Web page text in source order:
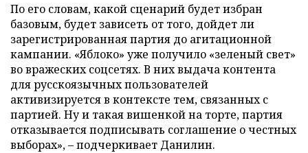
По его словам, какой сценарий будет избран
базовым, будет зависеть от того, дойдет ли
зарегистрированная партия до агитационной
кампании. «Яблоко» уже получило «зеленый свет»
во вражеских соцсетях. В них выдача контента
для русскоязычных пользователей
активизируется в контексте тем, связанных с
партией. Ну и такая вишенкой на торте, партия
отказывается подписывать соглашение о честных
выборах», – подчеркивает Данилин.